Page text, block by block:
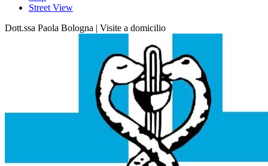
Street View
Dott.ssa Paola Bologna | Visite a domicilio